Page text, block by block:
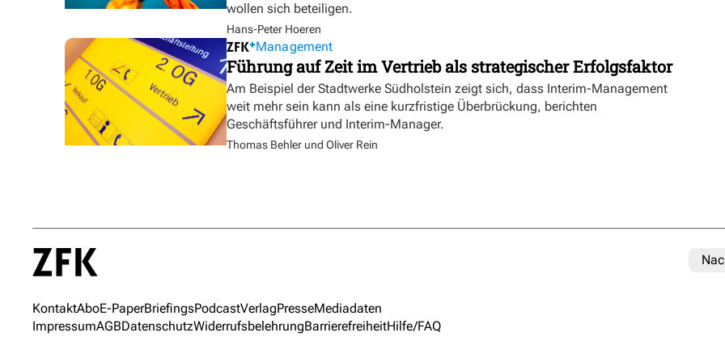
wollen sich beteiligen.
Hans-Peter Hoeren
Management
Führung auf Zeit im Vertrieb als strategischer Erfolgsfaktor
Am Beispiel der Stadtwerke Südholstein zeigt sich, dass Interim-Management
weit mehr sein kann als eine kurzfristige Überbrückung, berichten
Geschäftsführer und Interim-Manager.
Thomas Behler und Oliver Rein
KontaktAboE-PaperBriefingsPodcastVerlagPresseMediadaten
ImpressumAGBDatenschutzWiderrufsbelehrungBarrierefreiheitHilfe/FAQ